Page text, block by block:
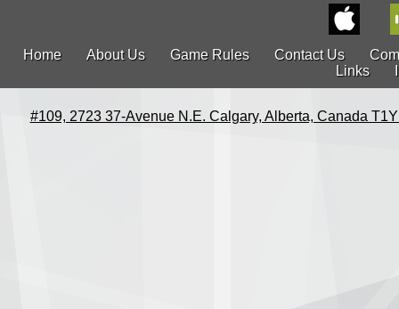
Home About Us Game Rules Contact Us
Links
#109, 2723 37-Avenue N.E. Calgary, Alberta, Canada